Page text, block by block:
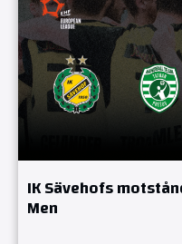
IK Sävehofs
Men